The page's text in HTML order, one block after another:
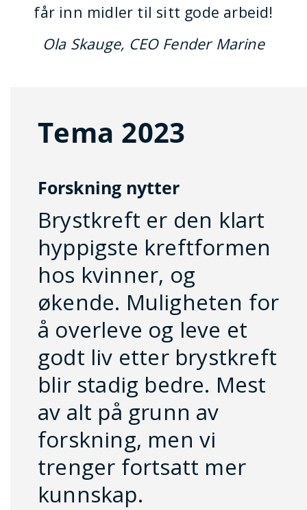
får inn midler til sitt gode arbeid!
Ola Skauge, CEO Fender Marine
Tema 2023
Forskning nytter
Brystkreft er den klart
hyppigste kreftformen
hos kvinner, og
økende. Muligheten for
å overleve og leve et
godt liv etter brystkreft
blir stadig bedre. Mest
av alt på grunn av
forskning, men vi
trenger fortsatt mer
kunnskap.